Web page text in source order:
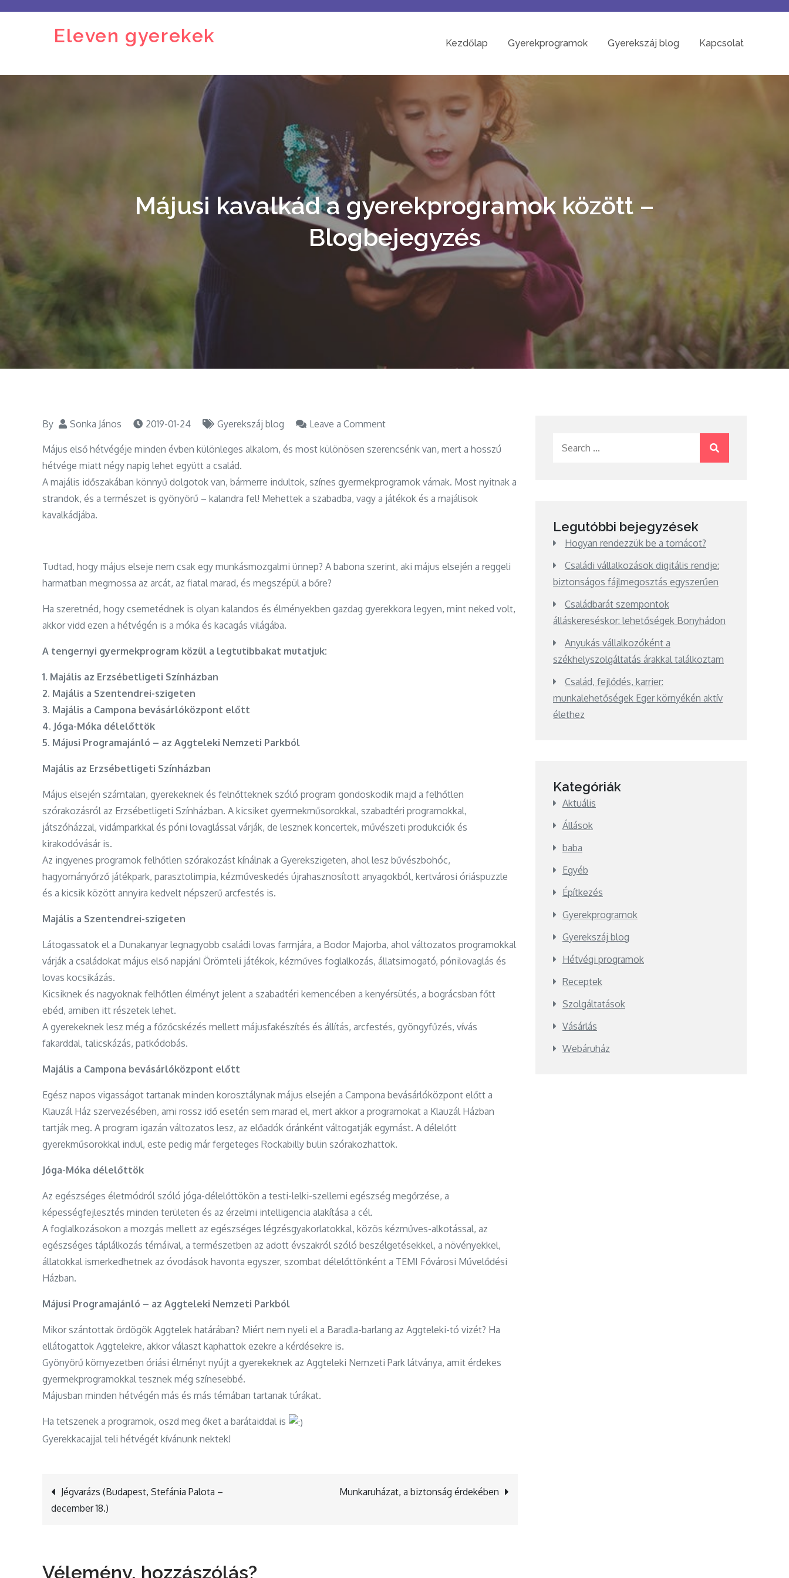
Eleven gyerekek Kezdőlap Gyerekprogramok Gyerekszáj blog Kapcsolat
Májusi kavalkád a gyerekprogramok között –
Blogbejegyzés
By Sonka János 2019-01-24 Gyerekszáj blog Leave a Commenton
kavalkád
gyerekprogramok
között
Május első hétvégéje minden évben különleges alkalom, és most különösen szerencsénk van, mert a hosszú
hétvége miatt négy napig lehet együtt a család.
A majális időszakában könnyű dolgotok van, bármerre indultok, színes gyermekprogramok várnak. Most nyitnak a
strandok, és a természet is gyönyörű – kalandra fel! Mehettek a szabadba, vagy a játékok és a majálisok
kavalkádjába.
Tudtad, hogy május elseje nem csak egy munkásmozgalmi ünnep? A babona szerint, aki május elsején a reggeli
harmatban megmossa az arcát, az fiatal marad, és megszépül a bőre?
Ha szeretnéd, hogy csemetédnek is olyan kalandos és élményekben gazdag gyerekkora legyen, mint neked volt,
akkor vidd ezen a hétvégén is a móka és kacagás világába.
A tengernyi gyermekprogram közül a legtutibbakat mutatjuk:
1. Majális az Erzsébetligeti Színházban
2. Majális a Szentendrei-szigeten
3. Majális a Campona bevásárlóközpont előtt
4. Jóga-Móka délelőttök
5. Májusi Programajánló – az Aggteleki Nemzeti Parkból
Majális az Erzsébetligeti Színházban
Május elsején számtalan, gyerekeknek és felnőtteknek szóló program gondoskodik majd a felhőtlen
szórakozásról az Erzsébetligeti Színházban. A kicsiket gyermekműsorokkal, szabadtéri programokkal,
játszóházzal, vidámparkkal és póni lovaglással várják, de lesznek koncertek, művészeti produkciók és
kirakodóvásár is.
Az ingyenes programok felhőtlen szórakozást kínálnak a Gyerekszigeten, ahol lesz bűvészbohóc,
hagyományőrző játékpark, parasztolimpia, kézműveskedés újrahasznosított anyagokból, kertvárosi óriáspuzzle
és a kicsik között annyira kedvelt népszerű arcfestés is.
Majális a Szentendrei-szigeten
Látogassatok el a Dunakanyar legnagyobb családi lovas farmjára, a Bodor Majorba, ahol változatos programokkal
várják a családokat május első napján! Örömteli játékok, kézműves foglalkozás, állatsimogató, pónilovaglás és
lovas kocsikázás.
Kicsiknek és nagyoknak felhőtlen élményt jelent a szabadtéri kemencében a kenyérsütés, a bográcsban főtt
ebéd, amiben itt részetek lehet.
A gyerekeknek lesz még a főzőcskézés mellett májusfakészítés és állítás, arcfestés, gyöngyfűzés, vívás
fakarddal, talicskázás, patkódobás.
Majális a Campona bevásárlóközpont előtt
Egész napos vigasságot tartanak minden korosztálynak május elsején a Campona bevásárlóközpont előtt a
Klauzál Ház szervezésében, ami rossz idő esetén sem marad el, mert akkor a programokat a Klauzál Házban
tartják meg. A program igazán változatos lesz, az előadók óránként váltogatják egymást. A délelőtt
gyerekműsorokkal indul, este pedig már fergeteges Rockabilly bulin szórakozhattok.
Jóga-Móka délelőttök
Az egészséges életmódról szóló jóga-délelőttökön a testi-lelki-szellemi egészség megőrzése, a
képességfejlesztés minden területen és az érzelmi intelligencia alakítása a cél.
A foglalkozásokon a mozgás mellett az egészséges légzésgyakorlatokkal, közös kézműves-alkotással, az
egészséges táplálkozás témáival, a természetben az adott évszakról szóló beszélgetésekkel, a növényekkel,
állatokkal ismerkedhetnek az óvodások havonta egyszer, szombat délelőttönként a TEMI Fővárosi Művelődési
Házban.
Májusi Programajánló – az Aggteleki Nemzeti Parkból
Mikor szántottak ördögök Aggtelek határában? Miért nem nyeli el a Baradla-barlang az Aggteleki-tó vizét? Ha
ellátogattok Aggtelekre, akkor választ kaphattok ezekre a kérdésekre is.
Gyönyörű környezetben óriási élményt nyújt a gyerekeknek az Aggteleki Nemzeti Park látványa, amit érdekes
gyermekprogramokkal tesznek még színesebbé.
Májusban minden hétvégén más és más témában tartanak túrákat.
Ha tetszenek a programok, oszd meg őket a barátaiddal is
Gyerekkacajjal teli hétvégét kívánunk nektek!
Bejegyzés
Jégvarázs (Budapest, Stefánia Palota –
december 18.)
Munkaruházat, a biztonság érdekében
Vélemény, hozzászólás?
Legutóbbi bejegyzések
Hogyan rendezzük be a tornácot?
Családi vállalkozások digitális rendje:
biztonságos fájlmegosztás egyszerűen
Családbarát szempontok
álláskereséskor: lehetőségek Bonyhádon
Anyukás vállalkozóként a
székhelyszolgáltatás árakkal találkoztam
Család, fejlődés, karrier:
munkalehetőségek Eger környékén aktív
élethez
Kategóriák
Aktuális
Állások
baba
Egyéb
Építkezés
Gyerekprogramok
Gyerekszáj blog
Hétvégi programok
Receptek
Szolgáltatások
Vásárlás
Webáruház